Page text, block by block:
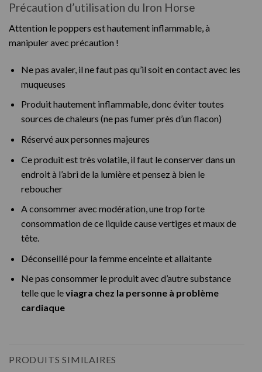
Précaution d’utilisation du Iron Horse
Attention le poppers est hautement inflammable, à
manipuler avec précaution !
Ne pas avaler, il ne faut pas qu’il soit en contact avec les
muqueuses
Produit hautement inflammable, donc éviter toutes
sources de chaleurs (ne pas fumer près d’un flacon)
Réservé aux personnes majeures
Ce produit est très volatile, il faut le conserver dans un
endroit à l’abri de la lumière et pensez à bien le
reboucher
A consommer avec modération, une trop forte
consommation de ce liquide cause vertiges et maux de
tête.
Déconseillé pour la femme enceinte et allaitante
Ne pas consommer le produit avec d’autre substance
telle que leviagra chez la personne à problème
cardiaque
PRODUITS SIMILAIRES